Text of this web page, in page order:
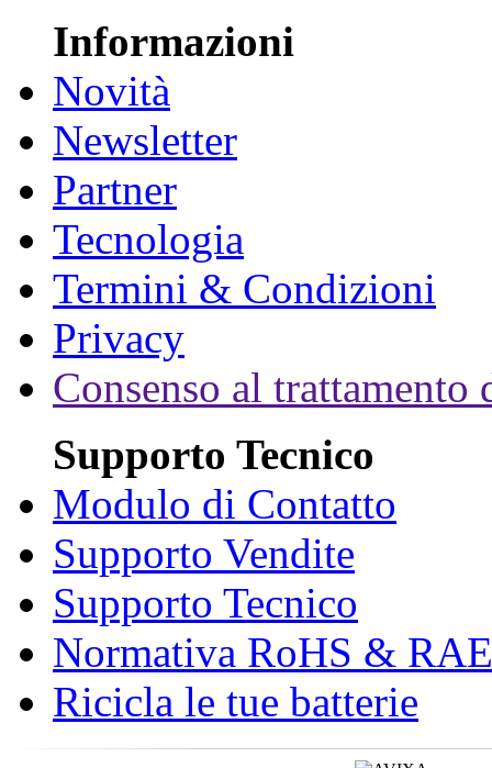
Informazioni
Novità
Newsletter
Partner
Tecnologia
Termini & Condizioni
Privacy
Consenso al trattamento
Supporto Tecnico
Modulo di Contatto
Supporto Vendite
Supporto Tecnico
Normativa RoHS &
Ricicla le tue batterie